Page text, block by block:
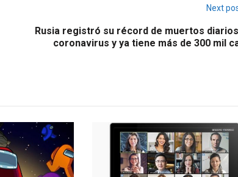
Next
Rusia registró su récord de muertos
coronavirus y ya tiene más de 300 mil